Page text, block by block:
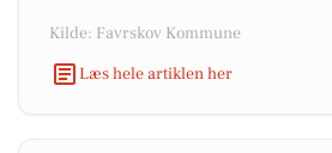
Kilde: Favrskov Kommune
Læs hele artiklen her